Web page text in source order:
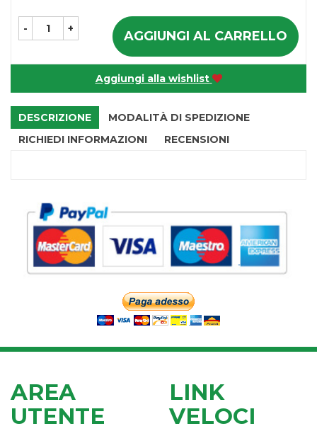
- + AGGIUNGI AL CARRELLO
Aggiungi alla wishlist
DESCRIZIONE
MODALITÀ DI SPEDIZIONE
RICHIEDI INFORMAZIONI
RECENSIONI
AREA
UTENTE
LINK
VELOCI